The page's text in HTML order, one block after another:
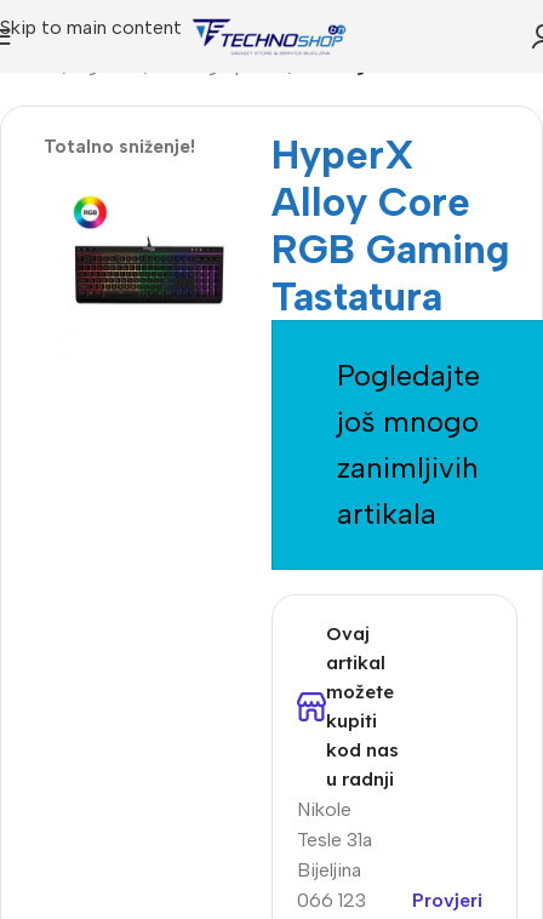
Skip to main content
Totalno sniženje!
HyperX
Alloy Core
RGB Gaming
Tastatura
Pogledajte
još mnogo
zanimljivih
artikala
Ovaj
artikal
možete
kupiti
kod nas
u radnji
Nikole
Tesle 31a
Bijeljina
066 123
Provjeri